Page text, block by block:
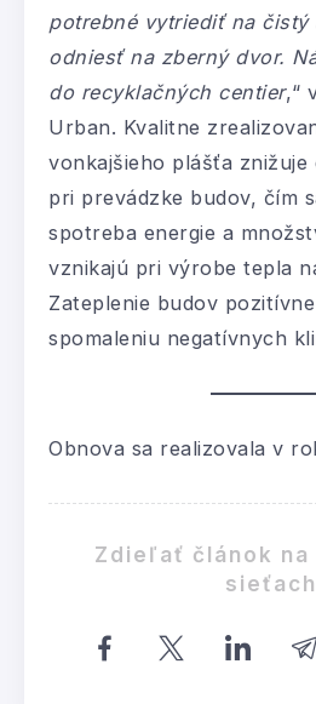
potrebné vytriediť na čistý
odniesť na zberný dvor.
do recyklačných centier,“
Urban. Kvalitne
vonkajšieho plášťa
pri prevádzke budov, čím
spotreba energie a
vznikajú pri výrobe tepla
Zateplenie budov
spomaleniu negatívnych
Obnova sa realizovala v
Zdieľať článok na
sieťach